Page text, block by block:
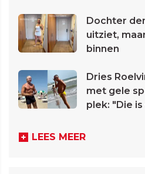
Dochter
uitziet,
binnen
Dries
met gele
plek: "Die is
LEES MEER